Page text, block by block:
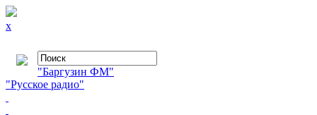
x
"Баргузин ФМ"
"Русское радио"